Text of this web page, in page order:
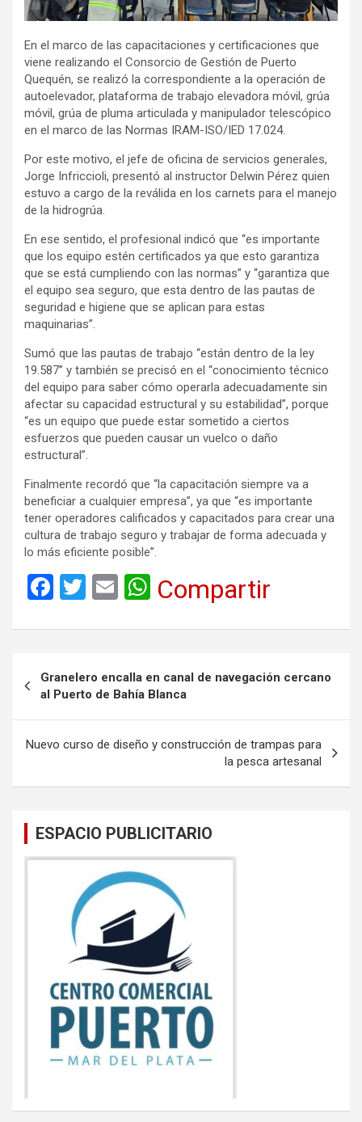
En el marco de las capacitaciones y certificaciones que
viene realizando el Consorcio de Gestión de Puerto
Quequén, se realizó la correspondiente a la operación de
autoelevador, plataforma de trabajo elevadora móvil, grúa
móvil, grúa de pluma articulada y manipulador telescópico
en el marco de las Normas IRAM-ISO/IED 17.024.
Por este motivo, el jefe de oficina de servicios generales,
Jorge Infriccioli, presentó al instructor Delwin Pérez quien
estuvo a cargo de la reválida en los carnets para el manejo
de la hidrogrúa.
En ese sentido, el profesional indicó que “es importante
que los equipo estén certificados ya que esto garantiza
que se está cumpliendo con las normas” y “garantiza que
el equipo sea seguro, que esta dentro de las pautas de
seguridad e higiene que se aplican para estas
maquinarias”.
Sumó que las pautas de trabajo “están dentro de la ley
19.587” y también se precisó en el “conocimiento técnico
del equipo para saber cómo operarla adecuadamente sin
afectar su capacidad estructural y su estabilidad”, porque
“es un equipo que puede estar sometido a ciertos
esfuerzos que pueden causar un vuelco o daño
estructural”.
Finalmente recordó que “la capacitación siempre va a
beneficiar a cualquier empresa”, ya que “es importante
tener operadores calificados y capacitados para crear una
cultura de trabajo seguro y trabajar de forma adecuada y
lo más eficiente posible”.
F
ce
o
o
k
T
tt
E
ail
W
at
A
p
p
Compartir
de
entradas
Granelero encalla en canal de navegación cercano
al Puerto de Bahía Blanca
Nuevo curso de diseño y construcción de trampas para
la pesca artesanal
ESPACIO PUBLICITARIO